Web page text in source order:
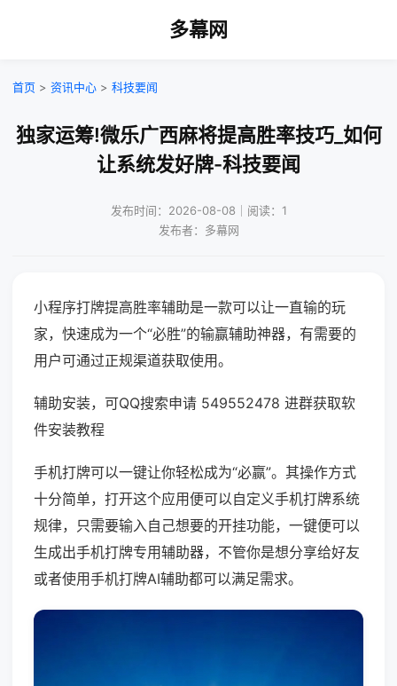
多幕网
首页 > 资讯中心 > 科技要闻
独家运筹!微乐广西麻将提高胜率技巧_如何
让系统发好牌-科技要闻
发布时间：2026-08-08｜阅读：1
发布者：多幕网
小程序打牌提高胜率辅助是一款可以让一直输的玩
家，快速成为一个“必胜”的输赢辅助神器，有需要的
用户可通过正规渠道获取使用。
辅助安装，可QQ搜索申请 549552478 进群获取软
件安装教程
手机打牌可以一键让你轻松成为“必赢”。其操作方式
十分简单，打开这个应用便可以自定义手机打牌系统
规律，只需要输入自己想要的开挂功能，一键便可以
生成出手机打牌专用辅助器，不管你是想分享给好友
或者使用手机打牌AI辅助都可以满足需求。